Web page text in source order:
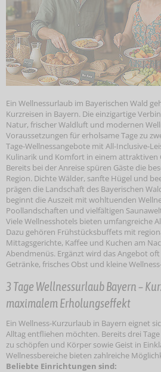
Ein Wellnessurlaub im Bayerischen Wald
Kurzreisen in Bayern. Die einzigartige
Natur, frischer Waldluft und modernen
Voraussetzungen für erholsame Tage zu
Tage-Wellnessangebote mit All-Inclusive-
Kulinarik und Komfort in einem attraktiven
Bereits bei der Anreise spüren Gäste die
Region. Dichte Wälder, sanfte Hügel und
prägen die Landschaft des Bayerischen
beginnt die Auszeit mit wohltuenden
Poollandschaften und vielfältigen
Viele Wellnesshotels bieten umfangreiche
Dazu gehören Frühstücksbuffets mit
Mittagsgerichte, Kaffee und Kuchen am
Abendmenüs. Ergänzt wird das Angebot
Getränke, frisches Obst und kleine
3 Tage Wellnessurlaub Bayern –
maximalem Erholungseffekt
Ein Wellness-Kurzurlaub in Bayern eignet
Alltag entfliehen möchten. Bereits drei
zu schöpfen und Körper sowie Geist in
Wellnessbereiche bieten zahlreiche
Beliebte Einrichtungen sind: